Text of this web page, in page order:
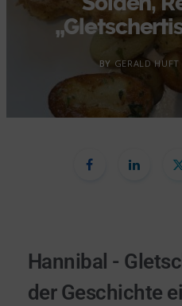
BY GERALD HUFT
Hannibal -
der Geschichte